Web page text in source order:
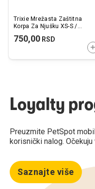
Trixie Mrežasta Zaštitna
Korpa Za Njušku XS-S /
750,00 RSD
Loyalty
Preuzmite PetSpot
korisnički nalog.
Saznajte više